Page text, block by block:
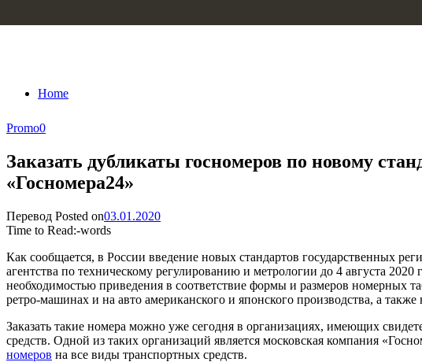
Home
Promo0
Заказать дубликаты госномеров по новому
«Госномера24»
Перевод Posted on03.01.2020
Time to Read:-words
Как сообщается, в России введение новых стандартов государственных
агентства по техническому регулированию и метрологии до 4 августа
необходимостью приведения в соответствие формы и размеров номерных
ретро-машинах и на авто американского и японского производства, а
Заказать такие номера можно уже сегодня в организациях, имеющих
средств. Одной из таких организаций является московская компания
номеров на все виды транспортных средств.